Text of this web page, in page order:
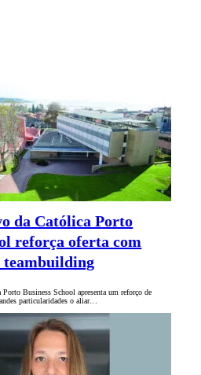
da Católica Porto
reforça oferta com
teambuilding
Business School apresenta um reforço de
particularidades o aliar…